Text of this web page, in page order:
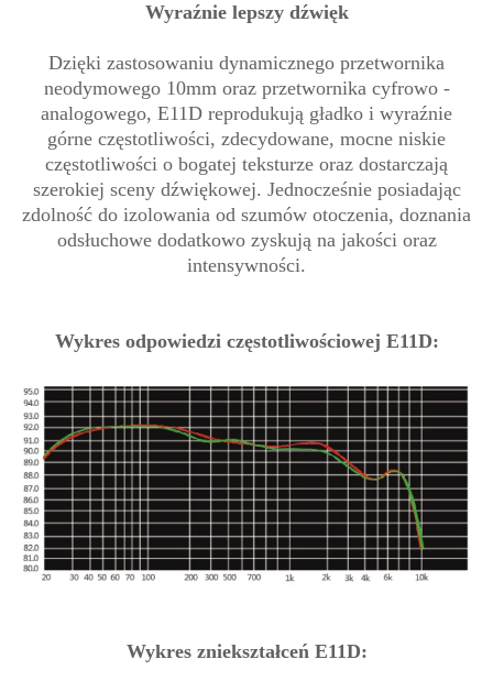
Wyraźnie lepszy dźwięk
Dzięki zastosowaniu dynamicznego przetwornika
neodymowego 10mm oraz przetwornika cyfrowo -
analogowego, E11D reprodukują gładko i wyraźnie
górne częstotliwości, zdecydowane, mocne niskie
częstotliwości o bogatej teksturze oraz dostarczają
szerokiej sceny dźwiękowej. Jednocześnie posiadając
zdolność do izolowania od szumów otoczenia, doznania
odsłuchowe dodatkowo zyskują na jakości oraz
intensywności.
Wykres odpowiedzi częstotliwościowej E11D:
Wykres zniekształceń E11D: